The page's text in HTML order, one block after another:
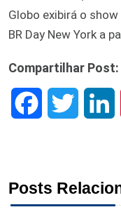
Globo exibirá o
BR Day New York a
Compartilhar Post:
e t k
Posts